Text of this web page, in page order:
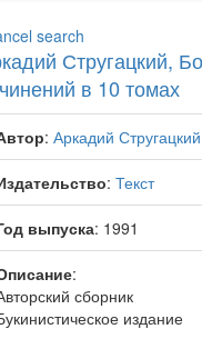
search
Стругацкий,
в 10 томах
: Аркадий Стругацкий
: Текст
выпуска: 1991
:
сборник
издание